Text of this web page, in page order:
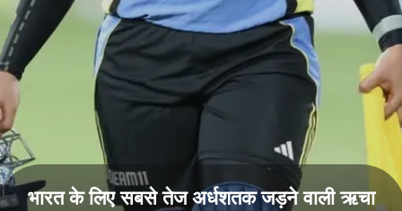
भारत के लिए सबसे तेज अर्धशतक जड़ने वाली ऋचा